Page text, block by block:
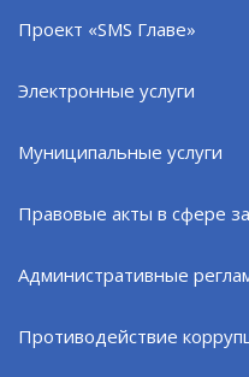
Проект «SMS Главе»
Электронные услуги
Муниципальные услуги
Правовые акты в сфере
Административные
Противодействие